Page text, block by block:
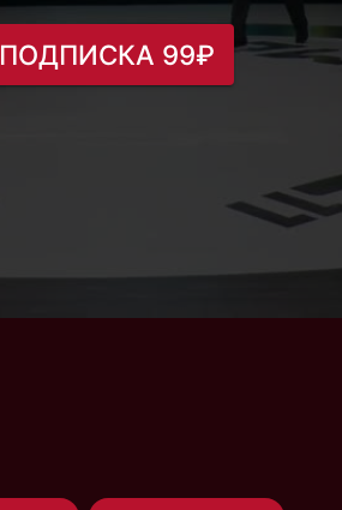
ПОДПИСКА 99₽